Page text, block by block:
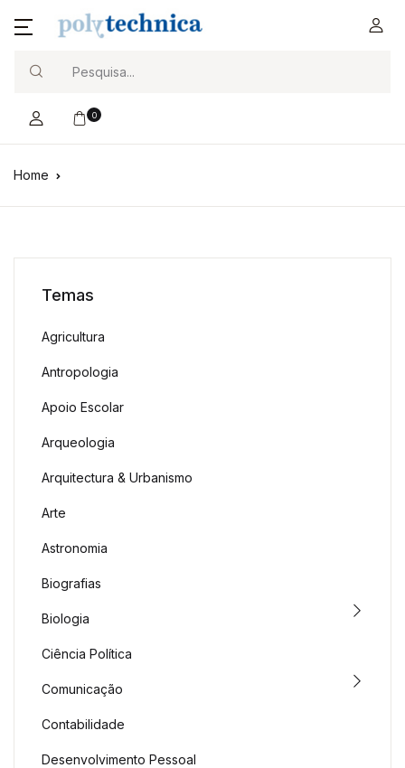
0
Home
Temas
Agricultura
Antropologia
Apoio Escolar
Arqueologia
Arquitectura & Urbanismo
Arte
Astronomia
Biografias
Biologia
Ciência Política
Comunicação
Contabilidade
Desenvolvimento Pessoal